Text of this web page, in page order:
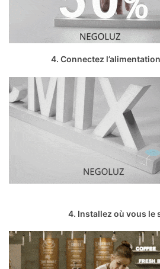
4. Connectez
4. Installez où vous le